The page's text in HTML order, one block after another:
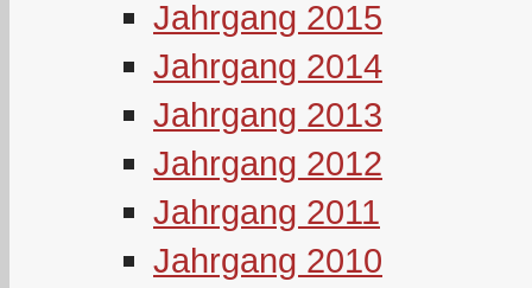
Jahrgang 2015
Jahrgang 2014
Jahrgang 2013
Jahrgang 2012
Jahrgang 2011
Jahrgang 2010